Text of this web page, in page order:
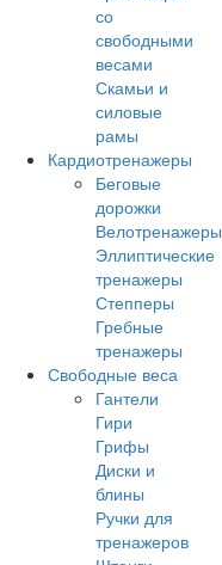
со
свободными
весами
Скамьи и
силовые
рамы
Кардиотренажеры
Беговые
дорожки
Велотренажеры
Эллиптические
тренажеры
Степперы
Гребные
тренажеры
Свободные веса
Гантели
Гири
Грифы
Диски и
блины
Ручки для
тренажеров